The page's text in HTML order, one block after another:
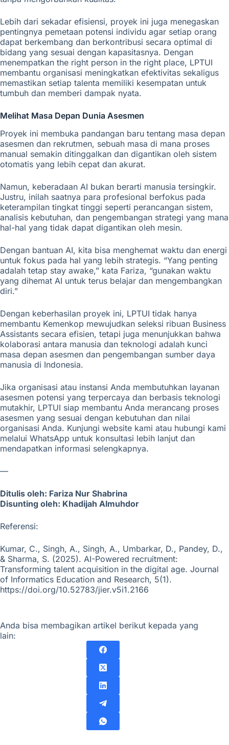
Lebih dari sekadar efisiensi, proyek ini juga menegaskan
pentingnya pemetaan potensi individu agar setiap orang
dapat berkembang dan berkontribusi secara optimal di
bidang yang sesuai dengan kapasitasnya. Dengan
menempatkan the right person in the right place, LPTUI
membantu organisasi meningkatkan efektivitas sekaligus
memastikan setiap talenta memiliki kesempatan untuk
tumbuh dan memberi dampak nyata.
Melihat Masa Depan Dunia Asesmen
Proyek ini membuka pandangan baru tentang masa depan
asesmen dan rekrutmen, sebuah masa di mana proses
manual semakin ditinggalkan dan digantikan oleh sistem
otomatis yang lebih cepat dan akurat.
Namun, keberadaan AI bukan berarti manusia tersingkir.
Justru, inilah saatnya para profesional berfokus pada
keterampilan tingkat tinggi seperti perancangan sistem,
analisis kebutuhan, dan pengembangan strategi yang mana
hal-hal yang tidak dapat digantikan oleh mesin.
Dengan bantuan AI, kita bisa menghemat waktu dan energi
untuk fokus pada hal yang lebih strategis. “Yang penting
adalah tetap stay awake,” kata Fariza, “gunakan waktu
yang dihemat AI untuk terus belajar dan mengembangkan
diri.”
Dengan keberhasilan proyek ini, LPTUI tidak hanya
membantu Kemenkop mewujudkan seleksi ribuan Business
Assistants secara efisien, tetapi juga menunjukkan bahwa
kolaborasi antara manusia dan teknologi adalah kunci
masa depan asesmen dan pengembangan sumber daya
manusia di Indonesia.
Jika organisasi atau instansi Anda membutuhkan layanan
asesmen potensi yang terpercaya dan berbasis teknologi
mutakhir, LPTUI siap membantu Anda merancang proses
asesmen yang sesuai dengan kebutuhan dan nilai
organisasi Anda. Kunjungi website kami atau hubungi kami
melalui WhatsApp untuk konsultasi lebih lanjut dan
mendapatkan informasi selengkapnya.
—
Ditulis oleh: Fariza Nur Shabrina
Disunting oleh: Khadijah Almuhdor
Referensi:
Kumar, C., Singh, A., Singh, A., Umbarkar, D., Pandey, D.,
& Sharma, S. (2025). AI-Powered recruitment:
Transforming talent acquisition in the digital age. Journal
of Informatics Education and Research, 5(1).
https://doi.org/10.52783/jier.v5i1.2166
Anda bisa membagikan artikel berikut kepada yang
lain: